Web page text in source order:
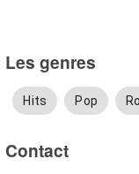
Les genres
Hits Pop
Contact